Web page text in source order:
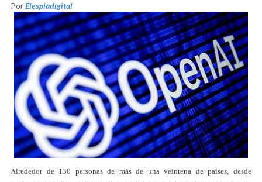
PorElespiadigital
Alrededor de 130 personas de más de una veintena de países, desde